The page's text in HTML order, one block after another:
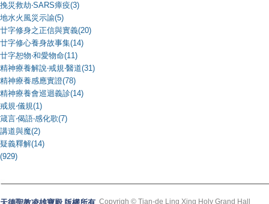
挽災救劫‧SARS瘴疫(3)
地水火風災示諭(5)
廿字修身之正信與實義(20)
廿字修心養身故事集(14)
廿字恕物‧和愛物命(11)
精神療養解說‧戒規‧醫道(31)
精神療養感應實證(78)
精神療養會巡迴義診(14)
戒規‧儀規(1)
箴言‧偈語‧感化歌(7)
講道與魔(2)
疑義釋解(14)
(929)
Copyrigh © Tian-de Ling Xing Holy Grand Hall